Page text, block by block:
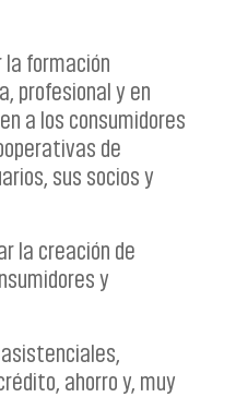
formación
profesional y en
a los consumidores
de
sus socios y
la creación de
y
ahorro y, muy